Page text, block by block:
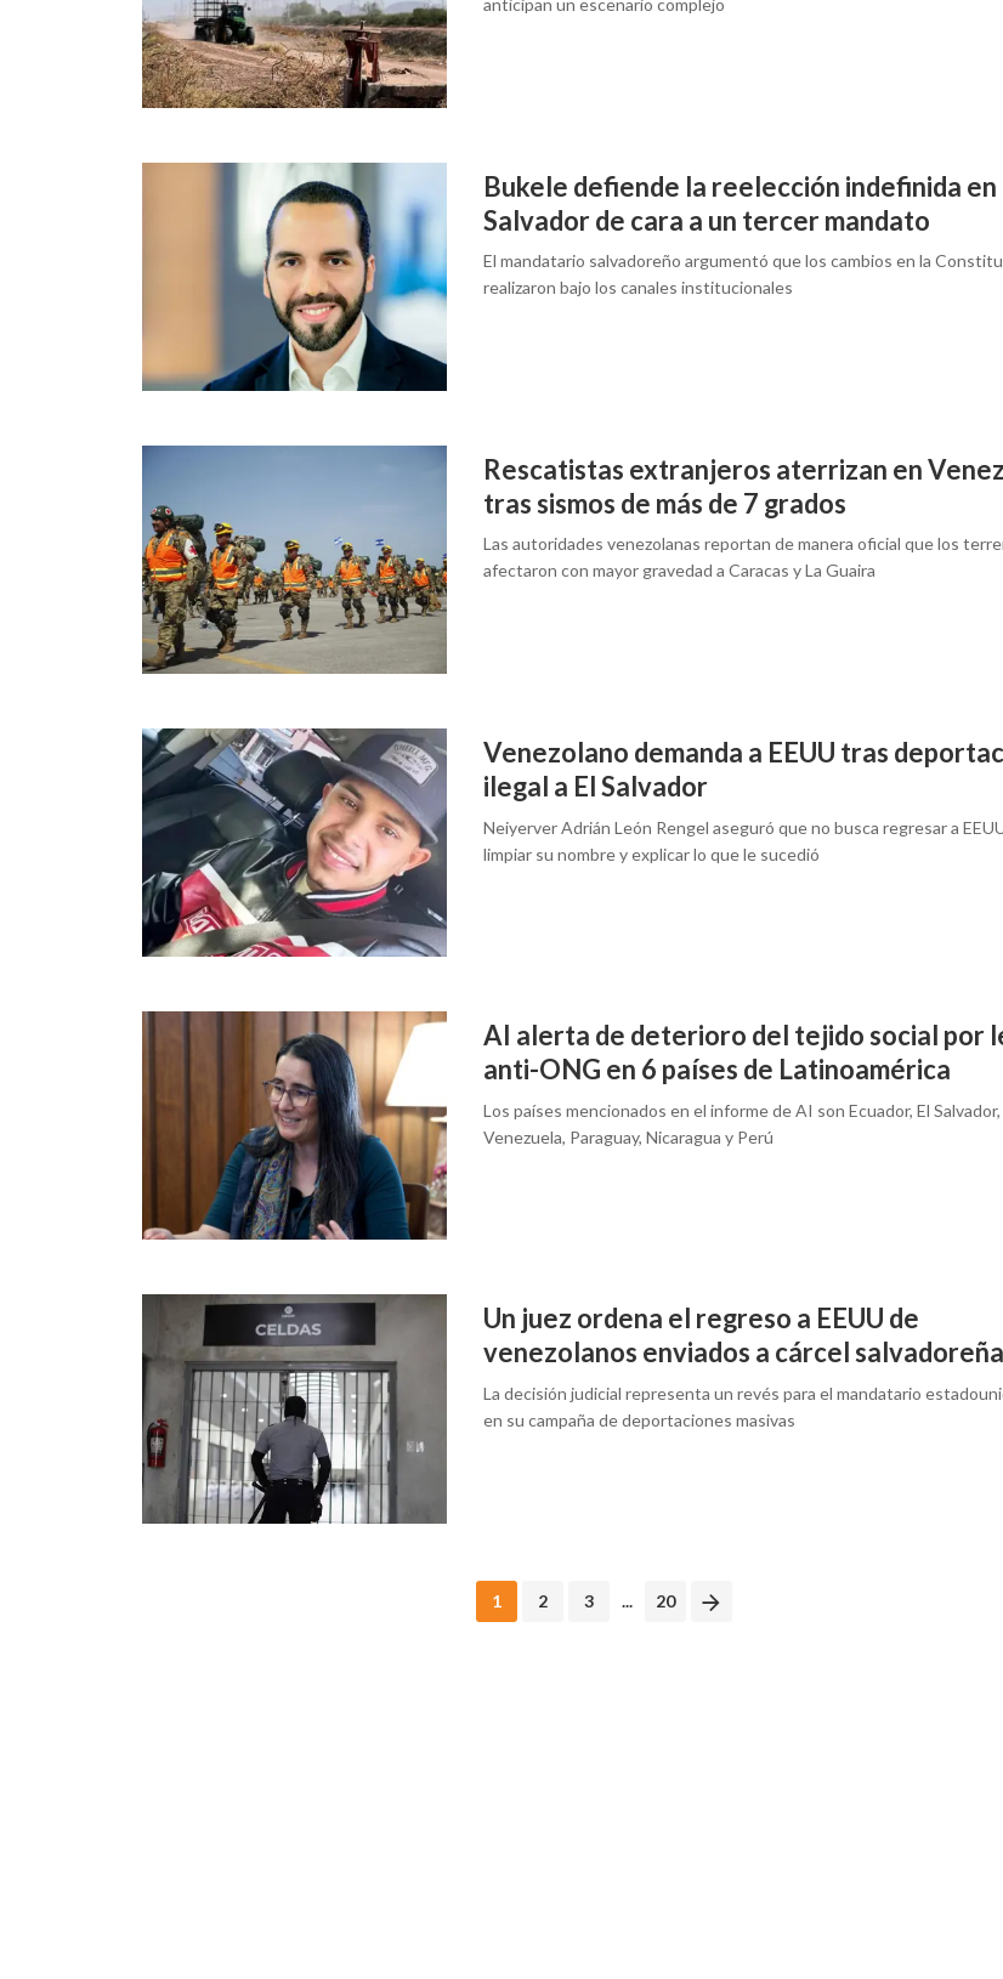
anticipan un escenario complejo
Bukele defiende la reelección indefinida en
Salvador de cara a un tercer mandato
El mandatario salvadoreño argumentó que los cambios en la
realizaron bajo los canales institucionales
Rescatistas extranjeros aterrizan en
tras sismos de más de 7 grados
Las autoridades venezolanas reportan de manera oficial que los
afectaron con mayor gravedad a Caracas y La Guaira
Venezolano demanda a EEUU tras
ilegal a El Salvador
Neiyerver Adrián León Rengel aseguró que no busca regresar a
limpiar su nombre y explicar lo que le sucedió
AI alerta de deterioro del tejido social por
anti-ONG en 6 países de Latinoamérica
Los países mencionados en el informe de AI son Ecuador, El Salvador,
Venezuela, Paraguay, Nicaragua y Perú
Un juez ordena el regreso a EEUU de
venezolanos enviados a cárcel salvadoreña
La decisión judicial representa un revés para el mandatario
en su campaña de deportaciones masivas
1 2 3 ... 20